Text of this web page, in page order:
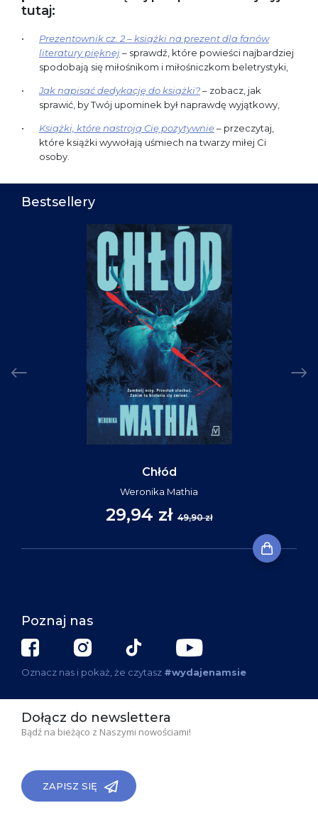
tutaj:
Prezentownik cz. 2 – książki na prezent dla fanów
literatury pięknej– sprawdź, które powieści najbardziej
spodobają się miłośnikom i miłośniczkom beletrystyki,
Jak napisać dedykację do książki?– zobacz, jak
sprawić, by Twój upominek był naprawdę wyjątkowy,
Książki, które nastroją Cię pozytywnie– przeczytaj,
które książki wywołają uśmiech na twarzy miłej Ci
osoby.
Bestsellery
Chłód
Weronika Mathia
29,94 zł 49,90 zł
Poznaj nas
Oznacz nas i pokaż, że czytasz #wydajenamsie
Dołącz do newslettera
Bądź na bieżąco z Naszymi nowościami!
ZAPISZ SIĘ